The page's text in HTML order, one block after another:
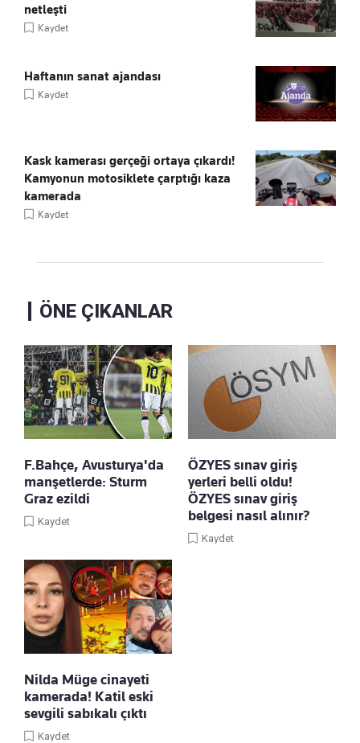
netleşti
Kaydet
Haftanın sanat ajandası
Kaydet
Kask kamerası gerçeği ortaya çıkardı!
Kamyonun motosiklete çarptığı kaza
kamerada
Kaydet
ÖNE ÇIKANLAR
F.Bahçe, Avusturya'da
manşetlerde: Sturm
Graz ezildi
Kaydet
ÖZYES sınav giriş
yerleri belli oldu!
ÖZYES sınav giriş
belgesi nasıl alınır?
Kaydet
Nilda Müge cinayeti
kamerada! Katil eski
sevgili sabıkalı çıktı
Kaydet